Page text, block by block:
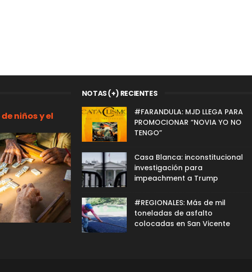
niños y el
NOTAS (+) RECIENTES
#FARANDULA: MJD LLEGA PARA
PROMOCIONAR “NOVIA YO NO
TENGO”
Casa Blanca: inconstitucional
investigación para
impeachment a Trump
#REGIONALES: Más de mil
toneladas de asfalto
colocadas en San Vicente